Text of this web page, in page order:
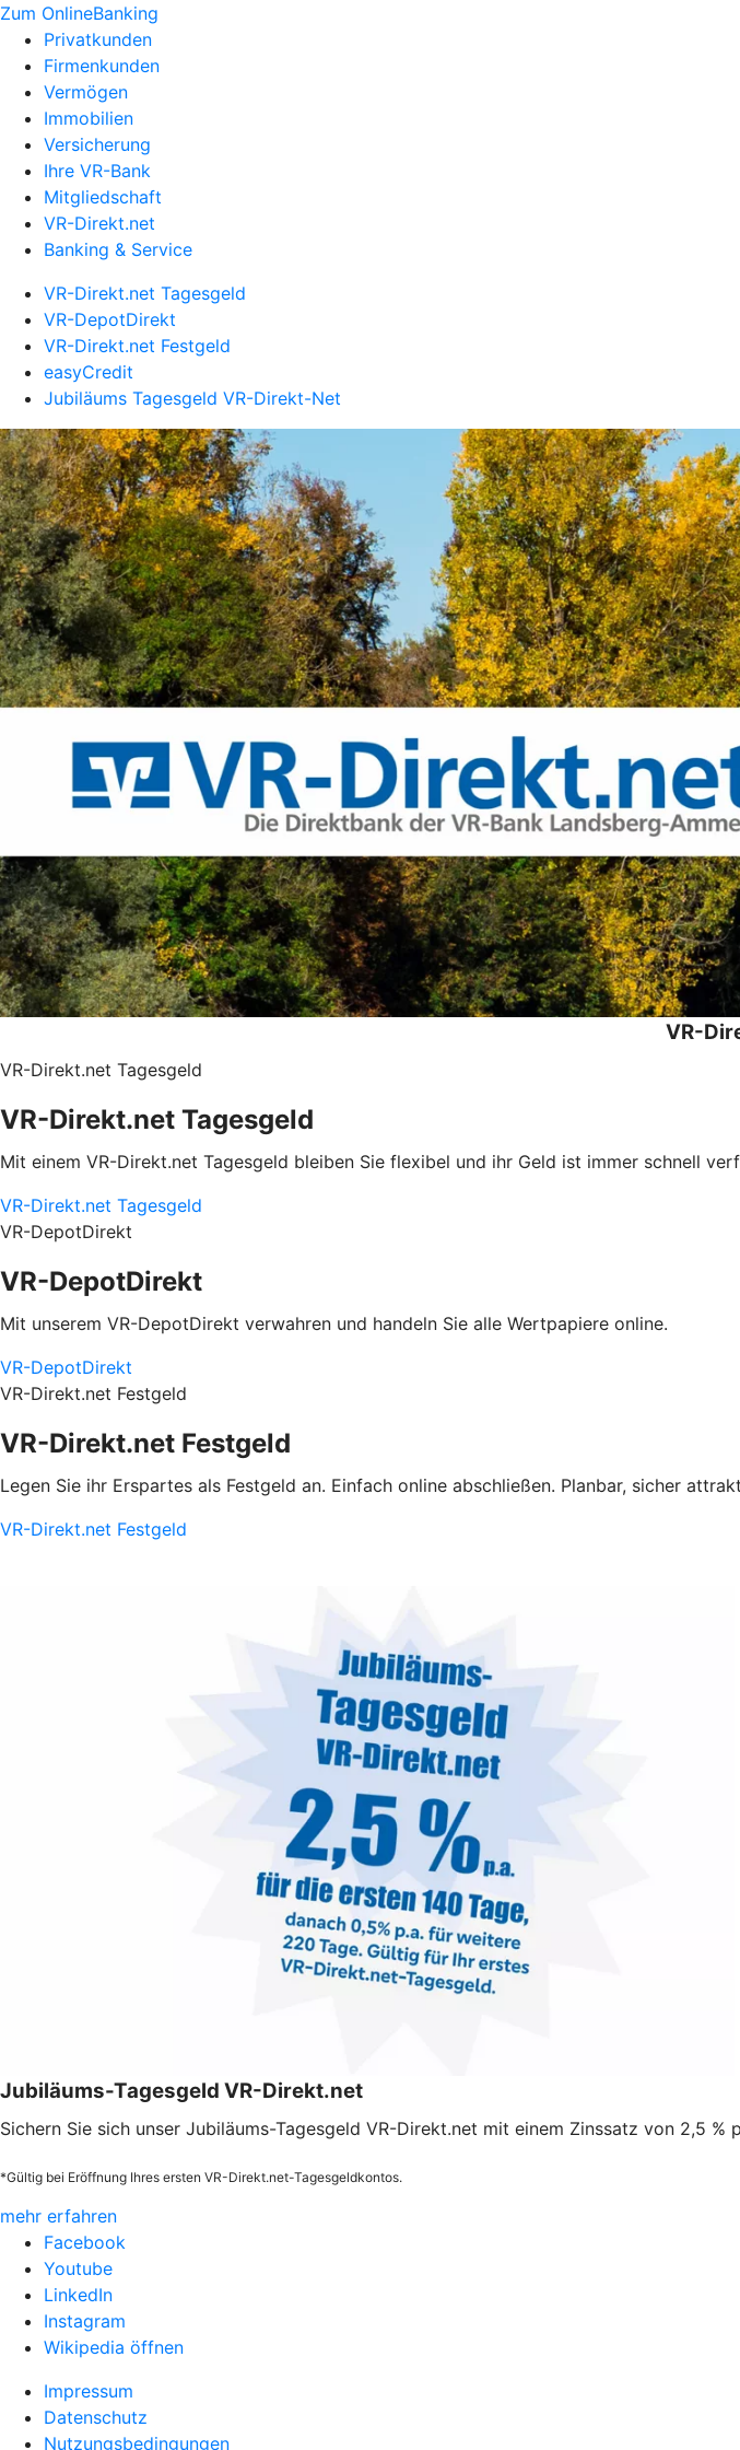
Zum OnlineBanking
Privatkunden
Firmenkunden
Vermögen
Immobilien
Versicherung
Ihre VR-Bank
Mitgliedschaft
VR-Direkt.net
Banking & Service
VR-Direkt.net Tagesgeld
VR-DepotDirekt
VR-Direkt.net Festgeld
easyCredit
Jubiläums Tagesgeld VR-Direkt-Net
VR-
VR-Direkt.net Tagesgeld
VR-Direkt.net Tagesgeld
Mit einem VR-Direkt.net Tagesgeld bleiben Sie flexibel und ihr Geld ist immer schnell
VR-Direkt.net Tagesgeld
VR-DepotDirekt
VR-DepotDirekt
Mit unserem VR-DepotDirekt verwahren und handeln Sie alle Wertpapiere online.
VR-DepotDirekt
VR-Direkt.net Festgeld
VR-Direkt.net Festgeld
Legen Sie ihr Erspartes als Festgeld an. Einfach online abschließen. Planbar, sicher
VR-Direkt.net Festgeld
Jubiläums-Tagesgeld VR-Direkt.net
Sichern Sie sich unser Jubiläums-Tagesgeld VR-Direkt.net mit einem Zinssatz von 2,5
*Gültig bei Eröffnung Ihres ersten VR-Direkt.net-Tagesgeldkontos.
mehr erfahren
Facebook
Youtube
LinkedIn
Instagram
Wikipedia öffnen
Impressum
Datenschutz
Nutzungsbedingungen